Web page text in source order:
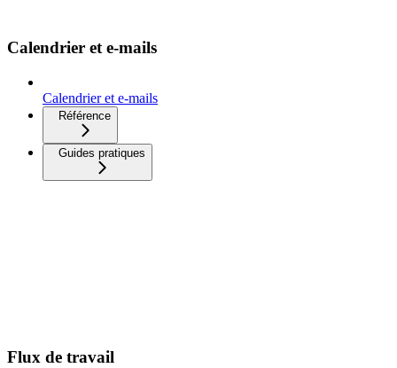
Calendrier et e-mails
Calendrier et e-mails
Référence
Guides pratiques
Flux de travail